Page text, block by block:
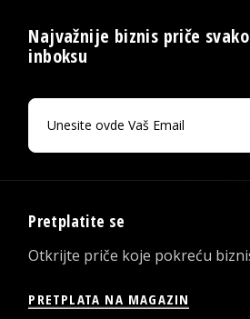
Najvažnije biznis priče
inboksu
Pretplatite se
Otkrijte priče koje pokreću
PRETPLATA NA MAGAZIN